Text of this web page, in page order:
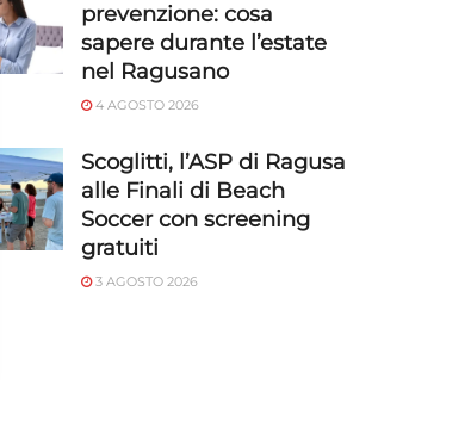
prevenzione: cosa
sapere durante l’estate
nel Ragusano
4 AGOSTO 2026
Scoglitti, l’ASP di Ragusa
alle Finali di Beach
Soccer con screening
gratuiti
3 AGOSTO 2026